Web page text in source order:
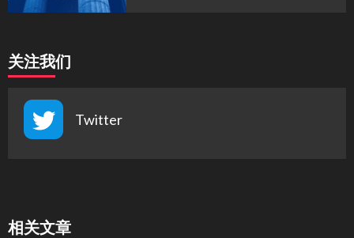
关注我们
Twitter
相关文章